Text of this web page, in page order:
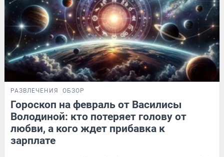
РАЗВЛЕЧЕНИЯ ОБЗОР
Гороскоп на февраль от Василисы
Володиной: кто потеряет голову от
любви, а кого ждет прибавка к
зарплате